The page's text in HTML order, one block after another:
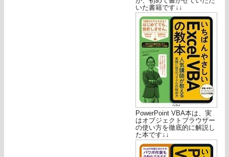
いた書籍です↓↓
PowerPoint VBA本は、実
はオブジェクトブラウザー
の使い方を徹底的に解説し
た本です↓↓